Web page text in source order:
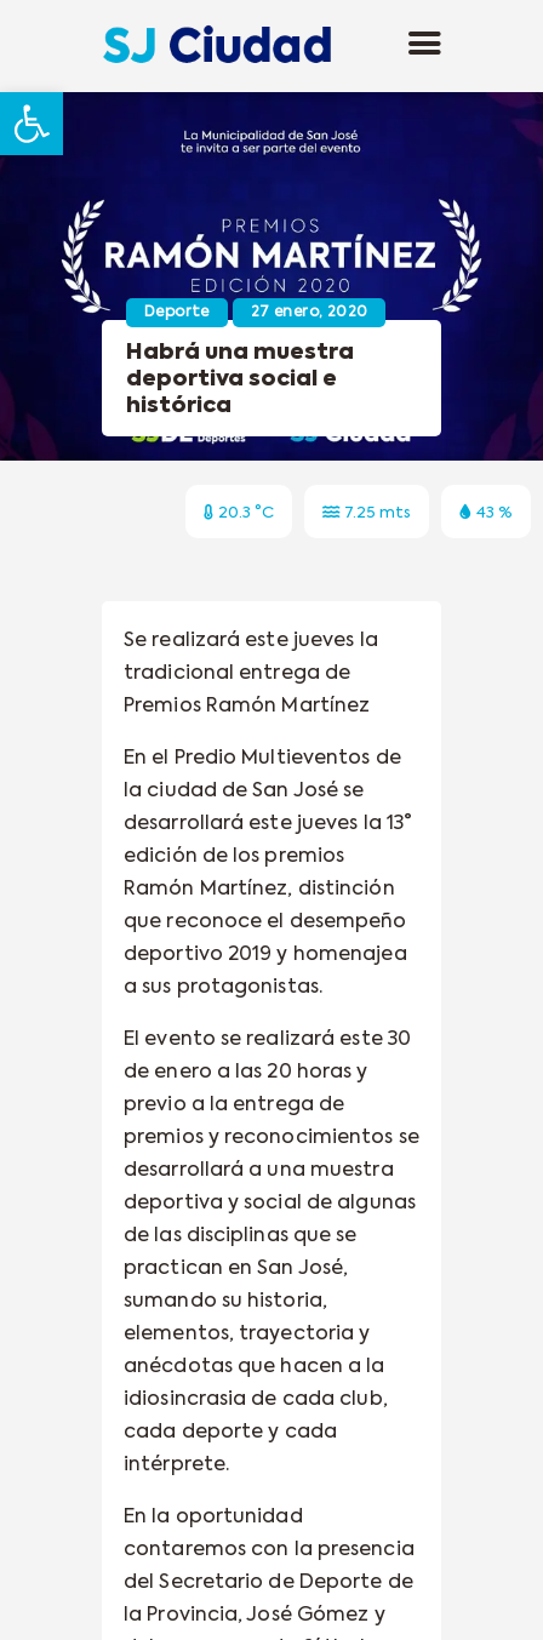
Abrir barra de herramientas
Deporte 27 enero, 2020
Habrá una muestra
deportiva social e
histórica
20.3 °C 7.25 mts 43 %
Se realizará este jueves la
tradicional entrega de
Premios Ramón Martínez
En el Predio Multieventos de
la ciudad de San José se
desarrollará este jueves la 13°
edición de los premios
Ramón Martínez, distinción
que reconoce el desempeño
deportivo 2019 y homenajea
a sus protagonistas.
El evento se realizará este 30
de enero a las 20 horas y
previo a la entrega de
premios y reconocimientos se
desarrollará a una muestra
deportiva y social de algunas
de las disciplinas que se
practican en San José,
sumando su historia,
elementos, trayectoria y
anécdotas que hacen a la
idiosincrasia de cada club,
cada deporte y cada
intérprete.
En la oportunidad
contaremos con la presencia
del Secretario de Deporte de
la Provincia, José Gómez y